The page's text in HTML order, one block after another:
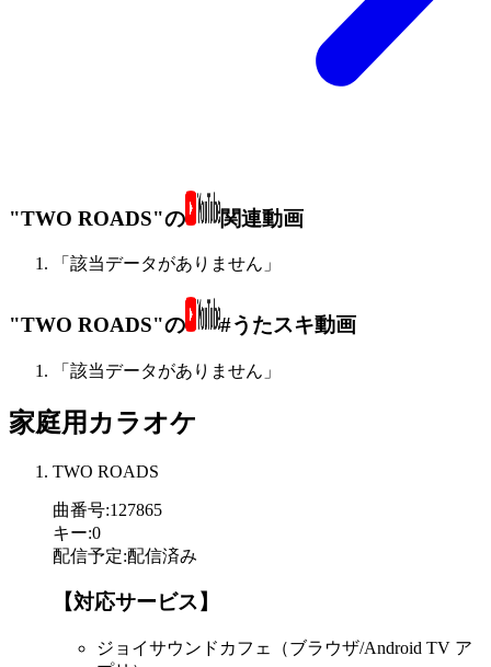
"TWO ROADS"の 関連動画
「該当データがありません」
"TWO ROADS"の #うたスキ動画
「該当データがありません」
家庭用カラオケ
TWO ROADS
曲番号:127865
キー:0
配信予定:配信済み
【対応サービス】
ジョイサウンドカフェ（ブラウザ/Android TV ア